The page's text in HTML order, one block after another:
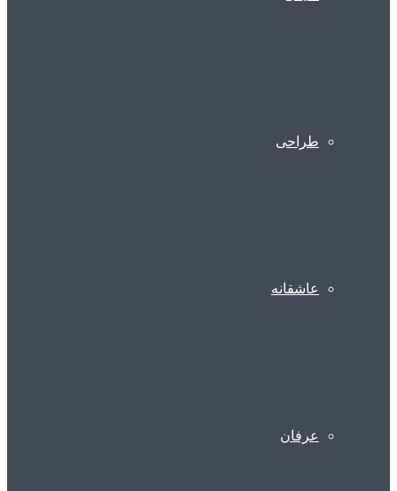
طراحی
عاشقانه
عرفان